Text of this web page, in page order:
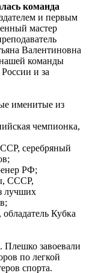
команда
и первым
мастер
Валентиновна
команды
и за
именитые из
чемпионка,
серебряный
РФ;
СССР,
лучших
Кубка
завоевали
по легкой
спорта.